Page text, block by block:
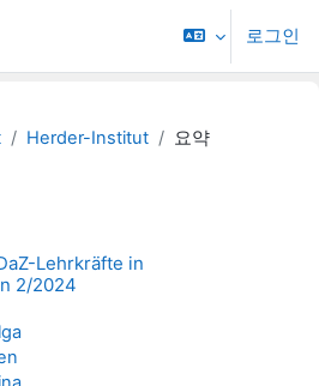
로그인
Herder-Institut 요약
Lehrkräfte in
2/2024